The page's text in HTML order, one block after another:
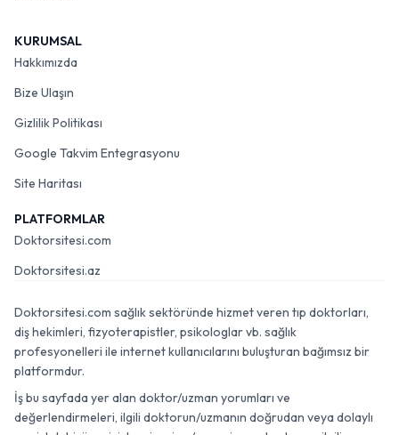
KURUMSAL
Hakkımızda
Bize Ulaşın
Gizlilik Politikası
Google Takvim Entegrasyonu
Site Haritası
PLATFORMLAR
Doktorsitesi.com
Doktorsitesi.az
Doktorsitesi.com sağlık sektöründe hizmet veren tıp doktorları,
diş hekimleri, fizyoterapistler, psikologlar vb. sağlık
profesyonelleri ile internet kullanıcılarını buluşturan bağımsız bir
platformdur.
İş bu sayfada yer alan doktor/uzman yorumları ve
değerlendirmeleri, ilgili doktorun/uzmanın doğrudan veya dolaylı